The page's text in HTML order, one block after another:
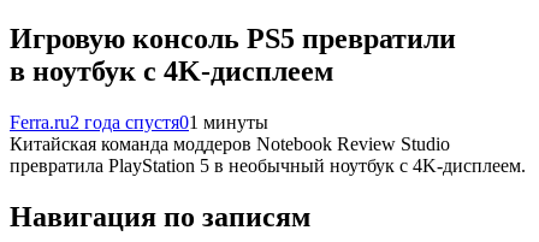
Игровую консоль PS5 превратили
в ноутбук с 4K-дисплеем
Ferra.ru2 года спустя01 минуты
Китайская команда моддеров Notebook Review Studio
превратила PlayStation 5 в необычный ноутбук с 4K-дисплеем.
Навигация по записям